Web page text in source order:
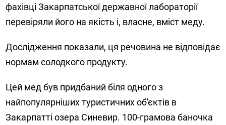
фахівці Закарпатської державної лабораторії
перевіряли його на якість і, власне, вміст меду.
Дослідження показали, ця речовина не відповідає
нормам солодкого продукту.
Цей мед був придбаний біля одного з
найпопулярніших туристичних об'єктів в
Закарпатті озера Синевир. 100-грамова баночка